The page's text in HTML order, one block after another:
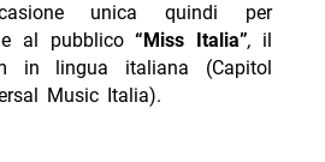
unica quindi per
al pubblico“Miss Italia”, il
in lingua italiana (Capitol
Music Italia).